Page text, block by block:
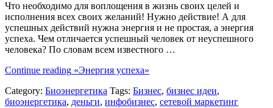
Что необходимо для воплощения в жизнь своих целей и
исполнения всех своих желаний! Нужно действие! А для
успешных действий нужна энергия и не простая, а энергия
успеха. Чем отличается успешный человек от неуспешного
человека? По словам всем известного …
Continue reading «Энергия успеха»
Category: Биоэнергетика Tags: Бизнес, бизнес идеи,
биоэнергетика, деньги, инфобизнес, сетевой маркетинг